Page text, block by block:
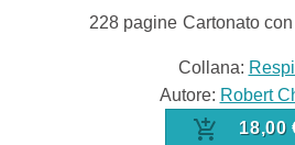
228 pagine Cartonato
Collana:
Autore: Robert
18,00